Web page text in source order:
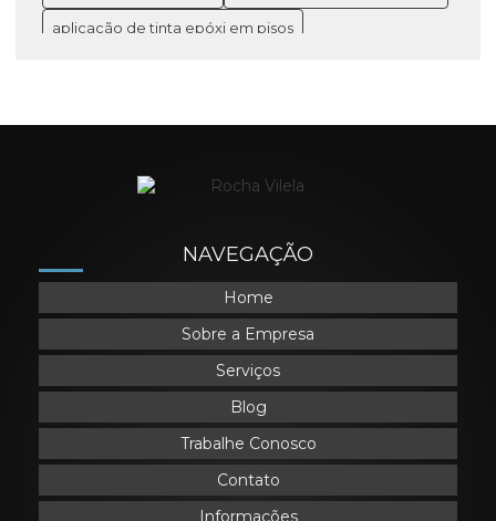
aplicação de tinta epóxi em pisos
NAVEGAÇÃO
Home
Sobre a Empresa
Serviços
Blog
Trabalhe Conosco
Contato
Informações